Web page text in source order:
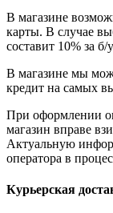
В магазине
карты. В случае
составит 10% за
В магазине мы
кредит на самых
При оформлении
магазин вправе
Актуальную
оператора в
Курьерская